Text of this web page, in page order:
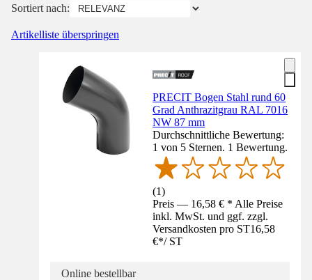
Sortiert nach:
Artikelliste überspringen
PRECIT Bogen Stahl rund 60
Grad Anthrazitgrau RAL 7016
NW 87 mm
Durchschnittliche Bewertung:
1 von 5 Sternen. 1 Bewertung.
(1)
Preis — 16,58 € * Alle Preise
inkl. MwSt. und ggf. zzgl.
Versandkosten pro ST16,58
€*/ ST
Online bestellbar